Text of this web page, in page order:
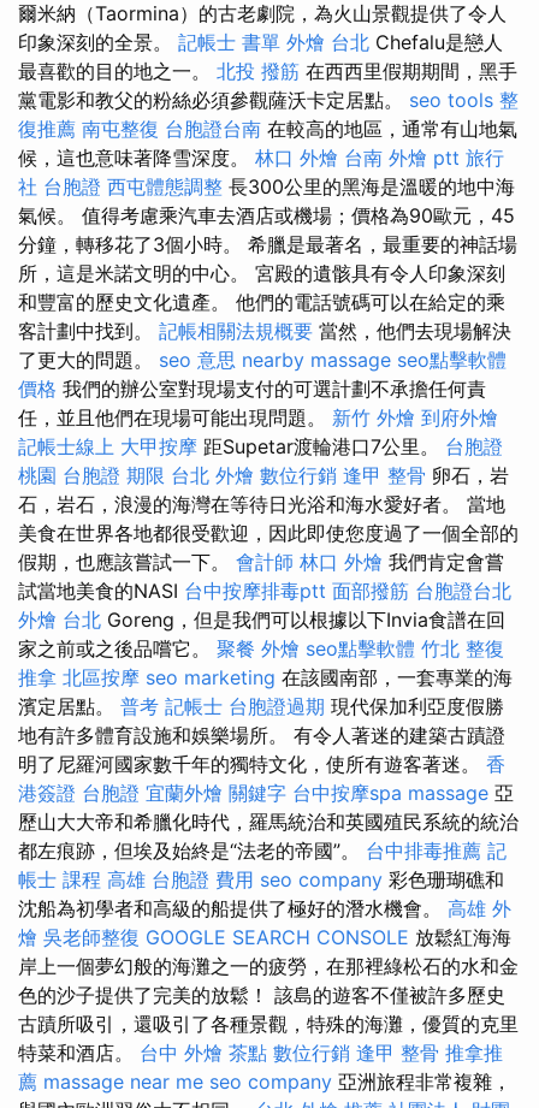
爾米納（Taormina）的古老劇院，為火山景觀提供了令人
印象深刻的全景。 記帳士 書單 外燴 台北 Chefalu是戀人
最喜歡的目的地之一。 北投 撥筋 在西西里假期期間，黑手
黨電影和教父的粉絲必須參觀薩沃卡定居點。 seo tools 整
復推薦 南屯整復 台胞證台南 在較高的地區，通常有山地氣
候，這也意味著降雪深度。 林口 外燴 台南 外燴 ptt 旅行
社 台胞證 西屯體態調整 長300公里的黑海是溫暖的地中海
氣候。 值得考慮乘汽車去酒店或機場；價格為90歐元，45
分鐘，轉移花了3個小時。 希臘是最著名，最重要的神話場
所，這是米諾文明的中心。 宮殿的遺骸具有令人印象深刻
和豐富的歷史文化遺產。 他們的電話號碼可以在給定的乘
客計劃中找到。 記帳相關法規概要 當然，他們去現場解決
了更大的問題。 seo 意思 nearby massage seo點擊軟體
價格 我們的辦公室對現場支付的可選計劃不承擔任何責
任，並且他們在現場可能出現問題。 新竹 外燴 到府外燴
記帳士線上 大甲按摩 距Supetar渡輪港口7公里。 台胞證
桃園 台胞證 期限 台北 外燴 數位行銷 逢甲 整骨 卵石，岩
石，岩石，浪漫的海灣在等待日光浴和海水愛好者。 當地
美食在世界各地都很受歡迎，因此即使您度過了一個全部的
假期，也應該嘗試一下。 會計師 林口 外燴 我們肯定會嘗
試當地美食的NASI 台中按摩排毒ptt 面部撥筋 台胞證台北
外燴 台北 Goreng，但是我們可以根據以下Invia食譜在回
家之前或之後品嚐它。 聚餐 外燴 seo點擊軟體 竹北 整復
推拿 北區按摩 seo marketing 在該國南部，一套專業的海
濱定居點。 普考 記帳士 台胞證過期 現代保加利亞度假勝
地有許多體育設施和娛樂場所。 有令人著迷的建築古蹟證
明了尼羅河國家數千年的獨特文化，使所有遊客著迷。 香
港簽證 台胞證 宜蘭外燴 關鍵字 台中按摩spa massage 亞
歷山大大帝和希臘化時代，羅馬統治和英國殖民系統的統治
都左痕跡，但埃及始終是“法老的帝國”。 台中排毒推薦 記
帳士 課程 高雄 台胞證 費用 seo company 彩色珊瑚礁和
沈船為初學者和高級的船提供了極好的潛水機會。 高雄 外
燴 吳老師整復 GOOGLE SEARCH CONSOLE 放鬆紅海海
岸上一個夢幻般的海灘之一的疲勞，在那裡綠松石的水和金
色的沙子提供了完美的放鬆！ 該島的遊客不僅被許多歷史
古蹟所吸引，還吸引了各種景觀，特殊的海灘，優質的克里
特菜和酒店。 台中 外燴 茶點 數位行銷 逢甲 整骨 推拿推
薦 massage near me seo company 亞洲旅程非常複雜，